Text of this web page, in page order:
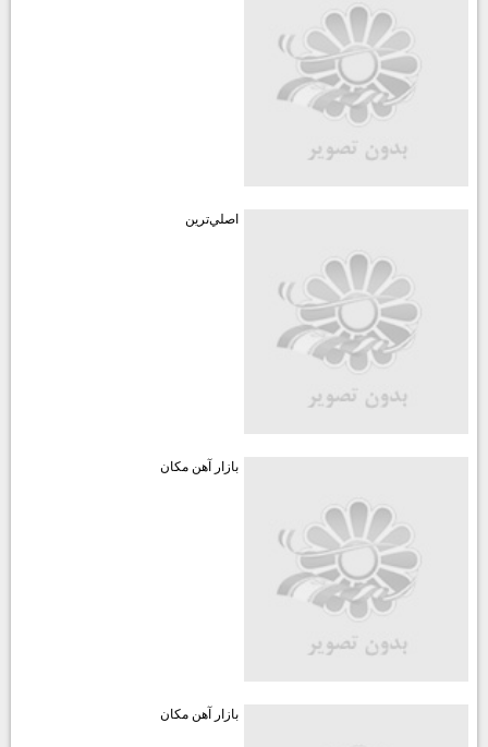
اصلي‌ترين
بازار آهن مكان
بازار آهن مكان